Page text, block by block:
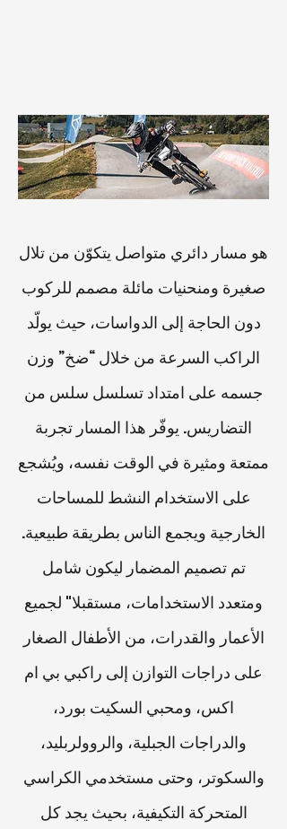
هو مسار دائري متواصل يتكوّن من تلال
صغيرة ومنحنيات مائلة مصمم للركوب
دون الحاجة إلى الدواسات، حيث يولّد
الراكب السرعة من خلال “ضخ” وزن
جسمه على امتداد تسلسل سلس من
التضاريس. يوفّر هذا المسار تجربة
ممتعة ومثيرة في الوقت نفسه، ويُشجع
على الاستخدام النشط للمساحات
الخارجية ويجمع الناس بطريقة طبيعية.
تم تصميم المضمار ليكون شامل
ومتعدد الاستخدامات، مستقبلا" لجميع
الأعمار والقدرات، من الأطفال الصغار
على دراجات التوازن إلى راكبي بي ام
اكس، ومحبي السكيت بورد،
والدراجات الجبلية، والروولربليد،
والسكوتر، وحتى مستخدمي الكراسي
المتحركة التكيفية، بحيث يجد كل